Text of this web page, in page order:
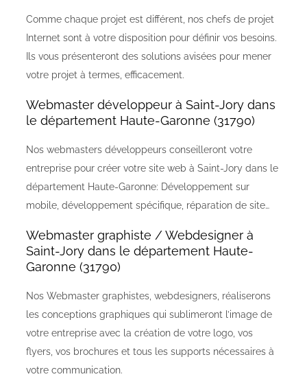
Comme chaque projet est différent, nos chefs de projet
Internet sont à votre disposition pour définir vos besoins.
Ils vous présenteront des solutions avisées pour mener
votre projet à termes, efficacement.
Webmaster développeur à Saint-Jory dans
le département Haute-Garonne (31790)
Nos webmasters développeurs conseilleront votre
entreprise pour créer votre site web à Saint-Jory dans le
département Haute-Garonne: Développement sur
mobile, développement spécifique, réparation de site…
Webmaster graphiste / Webdesigner à
Saint-Jory dans le département Haute-
Garonne (31790)
Nos Webmaster graphistes, webdesigners, réaliserons
les conceptions graphiques qui sublimeront l’image de
votre entreprise avec la création de votre logo, vos
flyers, vos brochures et tous les supports nécessaires à
votre communication.